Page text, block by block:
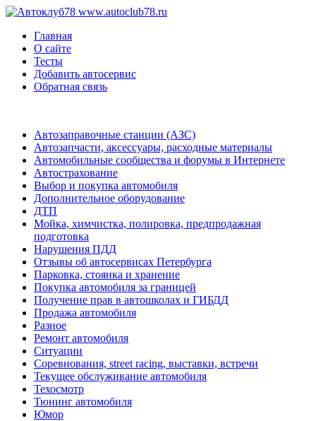
www.autoclub78.ru
Главная
О сайте
Тесты
Добавить автосервис
Обратная связь
Автозаправочные станции (АЗС)
Автозапчасти, аксессуары, расходные материалы
Автомобильные сообщества и форумы в Интернете
Автострахование
Выбор и покупка автомобиля
Дополнительное оборудование
ДТП
Мойка, химчистка, полировка, предпродажная
подготовка
Нарушения ПДД
Отзывы об автосервисах Петербурга
Парковка, стоянка и хранение
Покупка автомобиля за границей
Получение прав в автошколах и ГИБДД
Продажа автомобиля
Разное
Ремонт автомобиля
Ситуации
Соревнования, street racing, выставки, встречи
Текущее обслуживание автомобиля
Техосмотр
Тюнинг автомобиля
Юмор